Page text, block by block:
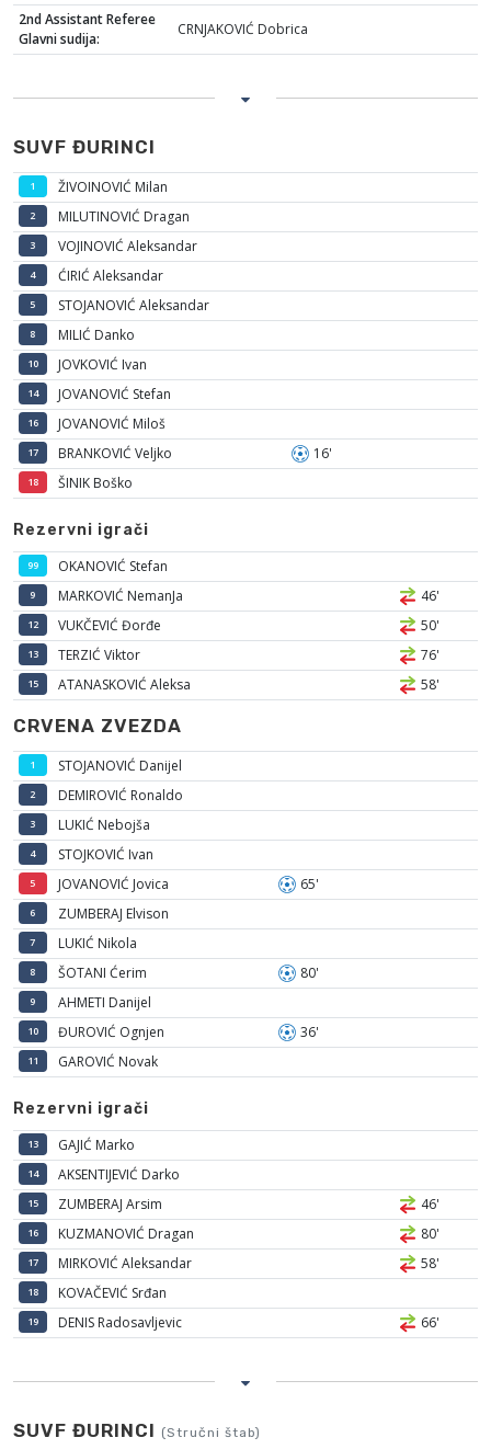
2nd Assistant Referee
Glavni sudija:
CRNJAKOVIĆ Dobrica
SUVF ĐURINCI
1 ŽIVOINOVIĆ Milan
2 MILUTINOVIĆ Dragan
3 VOJINOVIĆ Aleksandar
4 ĆIRIĆ Aleksandar
5 STOJANOVIĆ Aleksandar
8 MILIĆ Danko
10 JOVKOVIĆ Ivan
14 JOVANOVIĆ Stefan
16 JOVANOVIĆ Miloš
17 BRANKOVIĆ Veljko 16'
18 ŠINIK Boško
Rezervni igrači
99 OKANOVIĆ Stefan
9 MARKOVIĆ NemanJa 46'
12 VUKČEVIĆ Đorđe 50'
13 TERZIĆ Viktor 76'
15 ATANASKOVIĆ Aleksa 58'
CRVENA ZVEZDA
1 STOJANOVIĆ Danijel
2 DEMIROVIĆ Ronaldo
3 LUKIĆ Nebojša
4 STOJKOVIĆ Ivan
5 JOVANOVIĆ Jovica 65'
6 ZUMBERAJ Elvison
7 LUKIĆ Nikola
8 ŠOTANI Ćerim 80'
9 AHMETI Danijel
10 ĐUROVIĆ Ognjen 36'
11 GAROVIĆ Novak
Rezervni igrači
13 GAJIĆ Marko
14 AKSENTIJEVIĆ Darko
15 ZUMBERAJ Arsim 46'
16 KUZMANOVIĆ Dragan 80'
17 MIRKOVIĆ Aleksandar 58'
18 KOVAČEVIĆ Srđan
19 DENIS Radosavljevic 66'
SUVF ĐURINCI (Stručni štab)